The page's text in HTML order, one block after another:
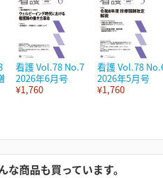
看護 Vol.78 No.7
2026年6月号
¥1,760
看護 Vol.78
2026年5月号
¥1,760
商品も買っています。